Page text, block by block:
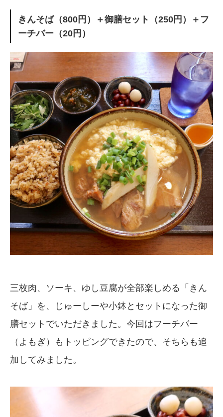
きんそば（800円）＋御膳セット（250円）＋フ
ーチバー（20円）
三枚肉、ソーキ、ゆし豆腐が全部楽しめる「きん
そば」を、じゅーしーや小鉢とセットになった御
膳セットでいただきました。今回はフーチバー
（よもぎ）もトッピングできたので、そちらも追
加してみました。